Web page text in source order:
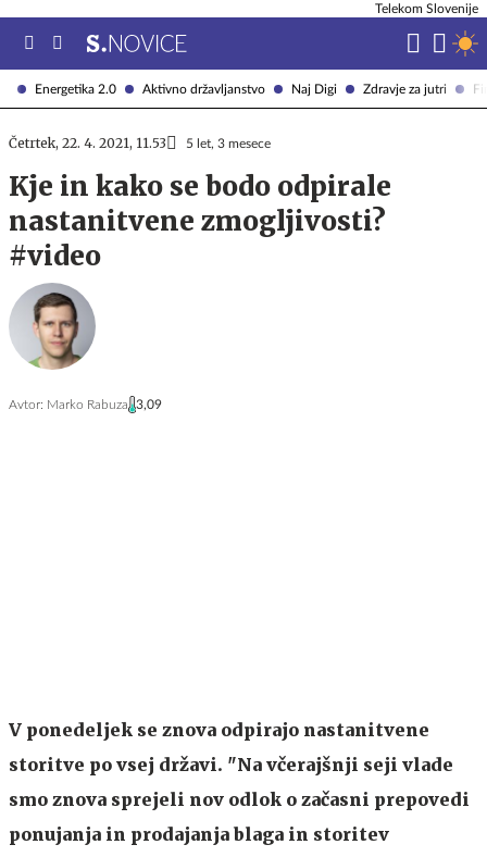
Energetika 2.0 Aktivno državljanstvo Naj Digi Zdravje za jutri
Telekom Slovenije
Četrtek, 22. 4. 2021, 11.53 5 let, 3 mesece
Kje in kako se bodo odpirale
nastanitvene zmogljivosti?
#video
Avtor: Marko Rabuza 3,09
V ponedeljek se znova odpirajo nastanitvene
storitve po vsej državi. "Na včerajšnji seji vlade
smo znova sprejeli nov odlok o začasni prepovedi
ponujanja in prodajanja blaga in storitev